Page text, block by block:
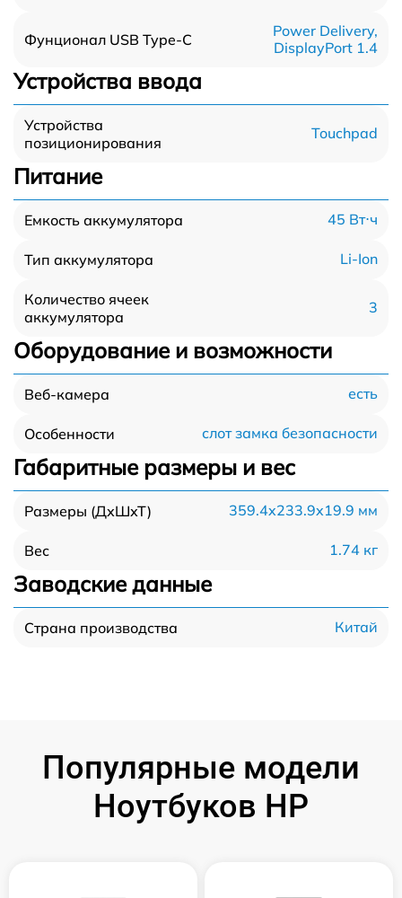
Фунционал USB Type-C
Power Delivery,
DisplayPort 1.4
Устройства ввода
Устройства
позиционирования
Touchpad
Питание
Емкость аккумулятора 45 Вт⋅ч
Тип аккумулятора Li-Ion
Количество ячеек
аккумулятора
3
Оборудование и возможности
Веб-камера есть
Особенности слот замка безопасности
Габаритные размеры и вес
Размеры (ДхШхТ) 359.4x233.9x19.9 мм
Вес 1.74 кг
Заводские данные
Страна производства Китай
Популярные модели
Ноутбуков HP